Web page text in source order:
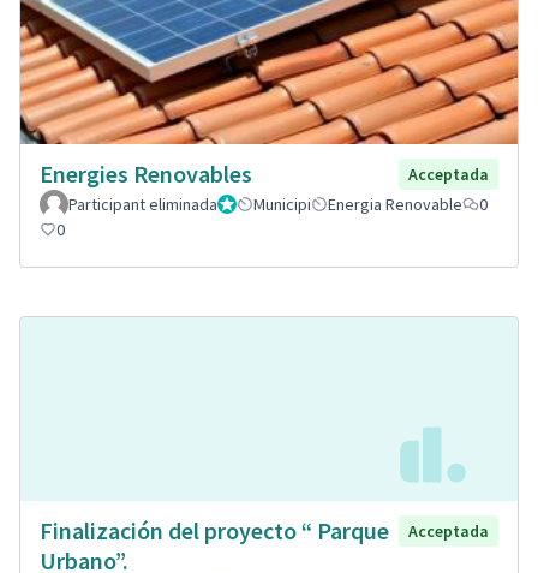
Energies Renovables
Acceptada
Participant eliminadaAdministrador
Municipi Energia Renovable
0
0
Finalización del proyecto “ Parque
Urbano”.
Acceptada